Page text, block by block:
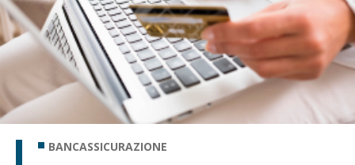
BANCASSICURAZIONE